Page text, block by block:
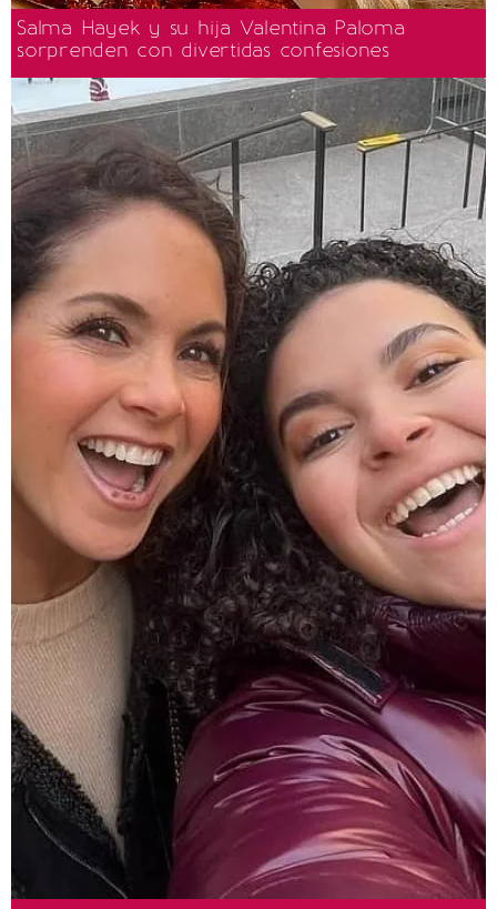
Salma Hayek y su hija Valentina Paloma
sorprenden con divertidas confesiones